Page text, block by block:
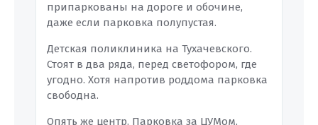
припаркованы на дороге и обочине,
даже если парковка полупустая.
Детская поликлиника на Тухачевского.
Стоят в два ряда, перед светофором, где
угодно. Хотя напротив роддома парковка
свободна.
Опять же центр. Парковка за ЦУМом,